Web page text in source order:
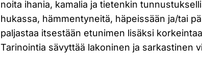
noita ihania, kamalia ja tietenkin
hukassa, hämmentyneitä, häpeissään ja/tai
paljastaa itsestään etunimen lisäksi
Tarinointia sävyttää lakoninen ja sarkastinen